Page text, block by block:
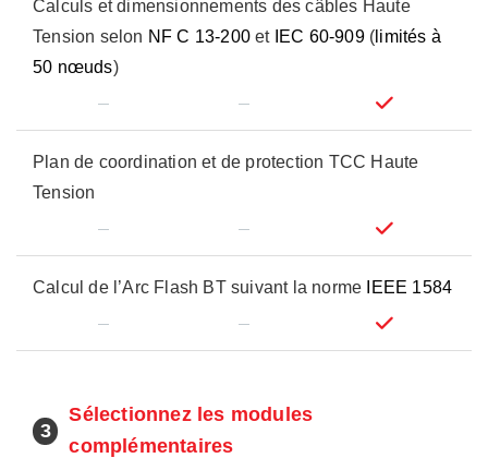
Calculs et dimensionnements des câbles Haute
Tension selon NF C 13-200 et IEC 60-909( limités à
50 nœuds)
Plan de coordination et de protection TCC Haute
Tension
Calcul de l’Arc Flash BT suivant la norme IEEE 1584
3
Sélectionnez les modules
complémentaires